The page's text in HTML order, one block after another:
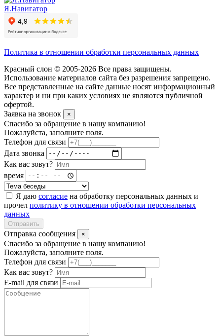
Я.Навигатор
Политика в отношении обработки персональных данных
Красный слон © 2005-2026 Все права защищены.
Использование материалов сайта без разрешения запрещено.
Все представленные на сайте данные носят информационный
характер и ни при каких условиях не являются публичной
офертой.
Заявка на звонок
×
Спасибо за обращение в нашу компанию!
Пожалуйста, заполните поля.
Телефон для связи
Дата звонка
Как вас зовут?
время
Я даю согласие на обработку персональных данных и
прочел политику в отношении обработки персональных
данных
Отправить
Отправка сообщения ×
Спасибо за обращение в нашу компанию!
Пожалуйста, заполните поля.
Телефон для связи
Как вас зовут?
E-mail для связи